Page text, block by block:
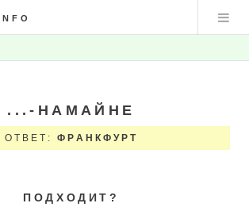
...-НАМАЙНЕ
ОТВЕТ:ФРАНКФУРТ
ПОДХОДИТ?